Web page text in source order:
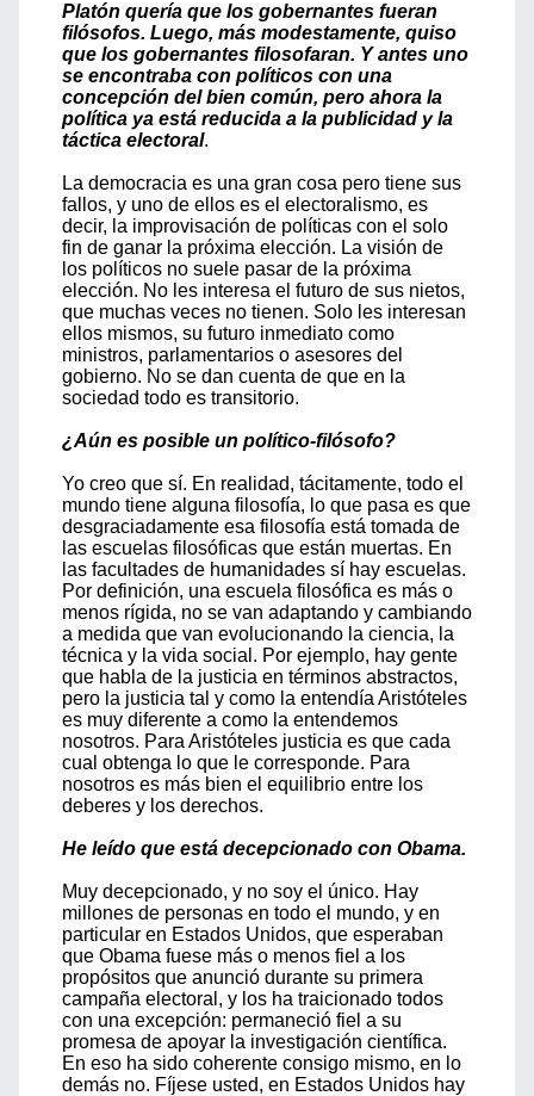
Platón quería que los gobernantes fueran
filósofos. Luego, más modestamente, quiso
que los gobernantes filosofaran. Y antes uno
se encontraba con políticos con una
concepción del bien común, pero ahora la
política ya está reducida a la publicidad y la
táctica electoral.
La democracia es una gran cosa pero tiene sus
fallos, y uno de ellos es el electoralismo, es
decir, la improvisación de políticas con el solo
fin de ganar la próxima elección. La visión de
los políticos no suele pasar de la próxima
elección. No les interesa el futuro de sus nietos,
que muchas veces no tienen. Solo les interesan
ellos mismos, su futuro inmediato como
ministros, parlamentarios o asesores del
gobierno. No se dan cuenta de que en la
sociedad todo es transitorio.
¿Aún es posible un político-filósofo?
Yo creo que sí. En realidad, tácitamente, todo el
mundo tiene alguna filosofía, lo que pasa es que
desgraciadamente esa filosofía está tomada de
las escuelas filosóficas que están muertas. En
las facultades de humanidades sí hay escuelas.
Por definición, una escuela filosófica es más o
menos rígida, no se van adaptando y cambiando
a medida que van evolucionando la ciencia, la
técnica y la vida social. Por ejemplo, hay gente
que habla de la justicia en términos abstractos,
pero la justicia tal y como la entendía Aristóteles
es muy diferente a como la entendemos
nosotros. Para Aristóteles justicia es que cada
cual obtenga lo que le corresponde. Para
nosotros es más bien el equilibrio entre los
deberes y los derechos.
He leído que está decepcionado con Obama.
Muy decepcionado, y no soy el único. Hay
millones de personas en todo el mundo, y en
particular en Estados Unidos, que esperaban
que Obama fuese más o menos fiel a los
propósitos que anunció durante su primera
campaña electoral, y los ha traicionado todos
con una excepción: permaneció fiel a su
promesa de apoyar la investigación científica.
En eso ha sido coherente consigo mismo, en lo
demás no. Fíjese usted, en Estados Unidos hay